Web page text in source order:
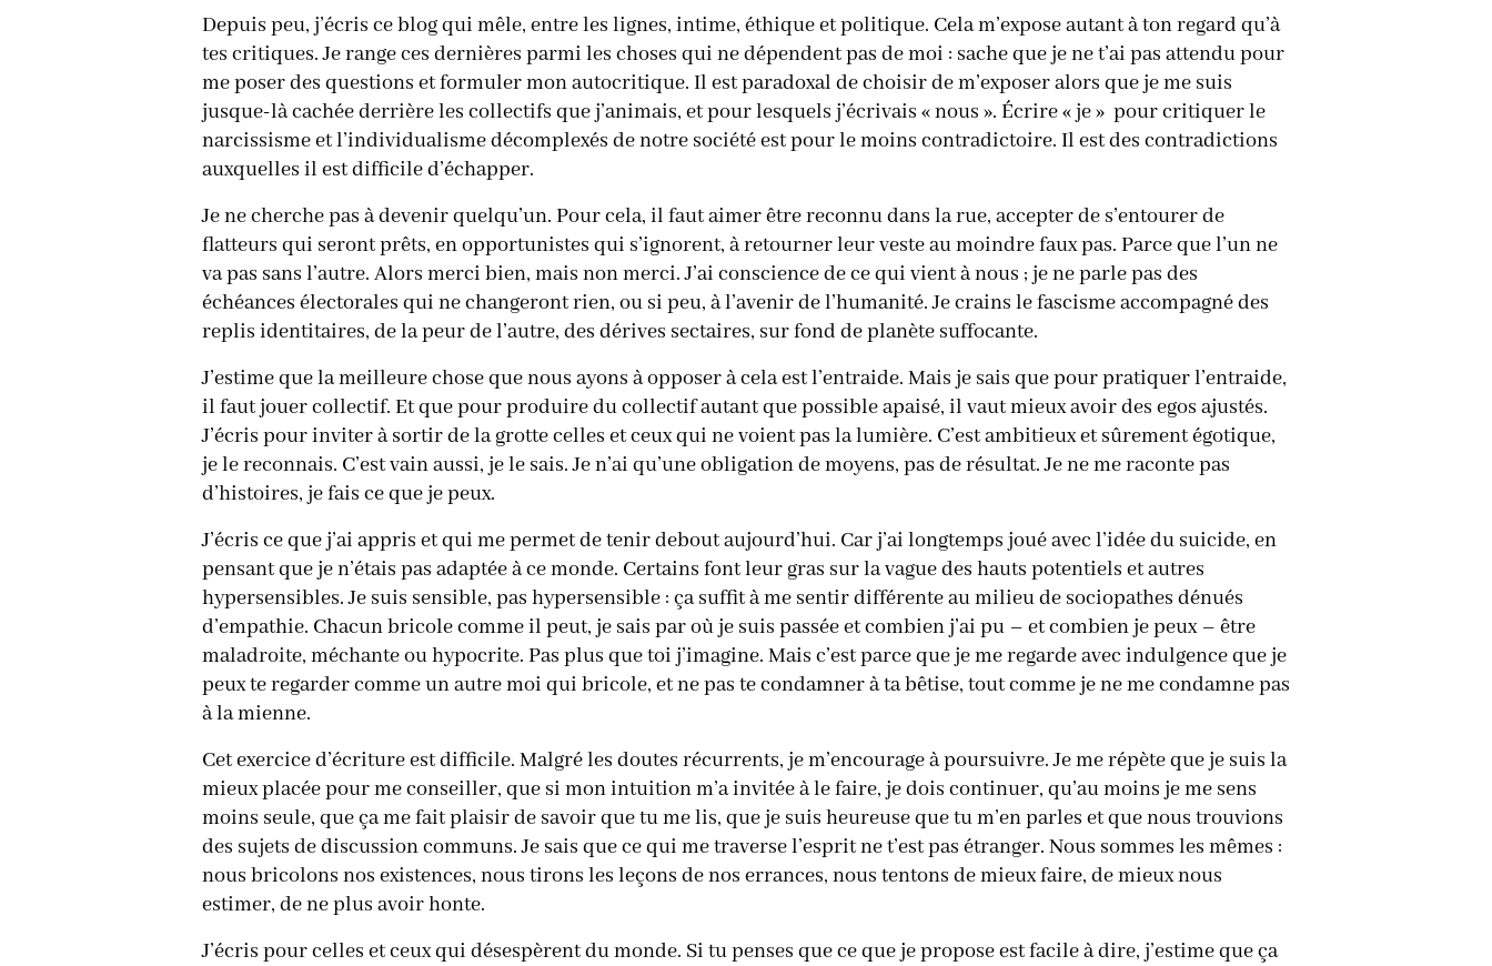
Depuis peu, j’écris ce blog qui mêle, entre les lignes, intime, éthique et politique. Cela m’expose autant à ton regard qu’à
tes critiques. Je range ces dernières parmi les choses qui ne dépendent pas de moi : sache que je ne t’ai pas attendu pour
me poser des questions et formuler mon autocritique. Il est paradoxal de choisir de m’exposer alors que je me suis
jusque-là cachée derrière les collectifs que j’animais, et pour lesquels j’écrivais « nous ». Écrire « je » pour critiquer le
narcissisme et l’individualisme décomplexés de notre société est pour le moins contradictoire. Il est des contradictions
auxquelles il est difficile d’échapper.
Je ne cherche pas à devenir quelqu’un. Pour cela, il faut aimer être reconnu dans la rue, accepter de s’entourer de
flatteurs qui seront prêts, en opportunistes qui s’ignorent, à retourner leur veste au moindre faux pas. Parce que l’un ne
va pas sans l’autre. Alors merci bien, mais non merci. J’ai conscience de ce qui vient à nous ; je ne parle pas des
échéances électorales qui ne changeront rien, ou si peu, à l’avenir de l’humanité. Je crains le fascisme accompagné des
replis identitaires, de la peur de l’autre, des dérives sectaires, sur fond de planète suffocante.
J’estime que la meilleure chose que nous ayons à opposer à cela est l’entraide. Mais je sais que pour pratiquer l’entraide,
il faut jouer collectif. Et que pour produire du collectif autant que possible apaisé, il vaut mieux avoir des egos ajustés.
J’écris pour inviter à sortir de la grotte celles et ceux qui ne voient pas la lumière. C’est ambitieux et sûrement égotique,
je le reconnais. C’est vain aussi, je le sais. Je n’ai qu’une obligation de moyens, pas de résultat. Je ne me raconte pas
d’histoires, je fais ce que je peux.
J’écris ce que j’ai appris et qui me permet de tenir debout aujourd’hui. Car j’ai longtemps joué avec l’idée du suicide, en
pensant que je n’étais pas adaptée à ce monde. Certains font leur gras sur la vague des hauts potentiels et autres
hypersensibles. Je suis sensible, pas hypersensible : ça suffit à me sentir différente au milieu de sociopathes dénués
d’empathie. Chacun bricole comme il peut, je sais par où je suis passée et combien j’ai pu – et combien je peux – être
maladroite, méchante ou hypocrite. Pas plus que toi j’imagine. Mais c’est parce que je me regarde avec indulgence que je
peux te regarder comme un autre moi qui bricole, et ne pas te condamner à ta bêtise, tout comme je ne me condamne pas
à la mienne.
Cet exercice d’écriture est difficile. Malgré les doutes récurrents, je m’encourage à poursuivre. Je me répète que je suis la
mieux placée pour me conseiller, que si mon intuition m’a invitée à le faire, je dois continuer, qu’au moins je me sens
moins seule, que ça me fait plaisir de savoir que tu me lis, que je suis heureuse que tu m’en parles et que nous trouvions
des sujets de discussion communs. Je sais que ce qui me traverse l’esprit ne t’est pas étranger. Nous sommes les mêmes :
nous bricolons nos existences, nous tirons les leçons de nos errances, nous tentons de mieux faire, de mieux nous
estimer, de ne plus avoir honte.
J’écris pour celles et ceux qui désespèrent du monde. Si tu penses que ce que je propose est facile à dire, j’estime que ça